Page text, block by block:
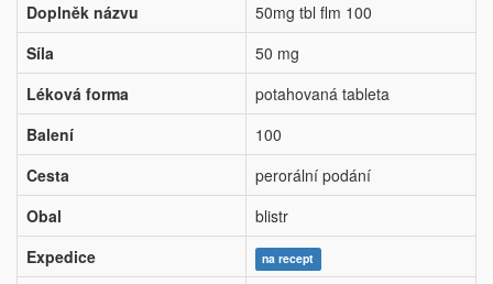
Doplněk názvu
50mg tbl flm 100
Síla
50 mg
Léková forma
potahovaná tableta
Balení
100
Cesta
perorální podání
Obal
blistr
Expedice
na recept